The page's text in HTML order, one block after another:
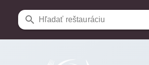
Hľadať reštauráciu